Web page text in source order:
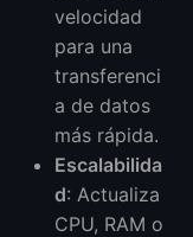
velocidad
para una
transferenci
a de datos
más rápida.
Escalabilida
d: Actualiza
CPU, RAM o